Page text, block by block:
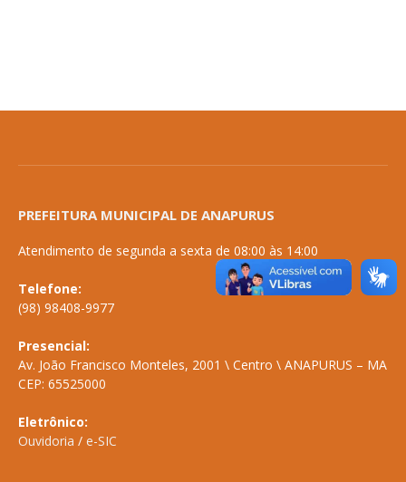
PREFEITURA MUNICIPAL DE ANAPURUS
Atendimento de segunda a sexta de 08:00 às 14:00
Telefone:
(98) 98408-9977
Presencial:
Av. João Francisco Monteles, 2001 \ Centro \ ANAPURUS – MA
CEP: 65525000
Eletrônico:
Ouvidoria / e-SIC